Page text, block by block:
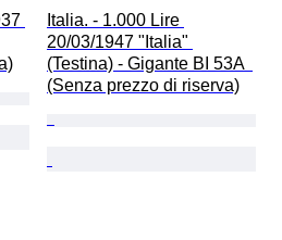
Italia. - 1.000 Lire
20/03/1947 "Italia"
(Testina) - Gigante BI 53A
(Senza prezzo di riserva)